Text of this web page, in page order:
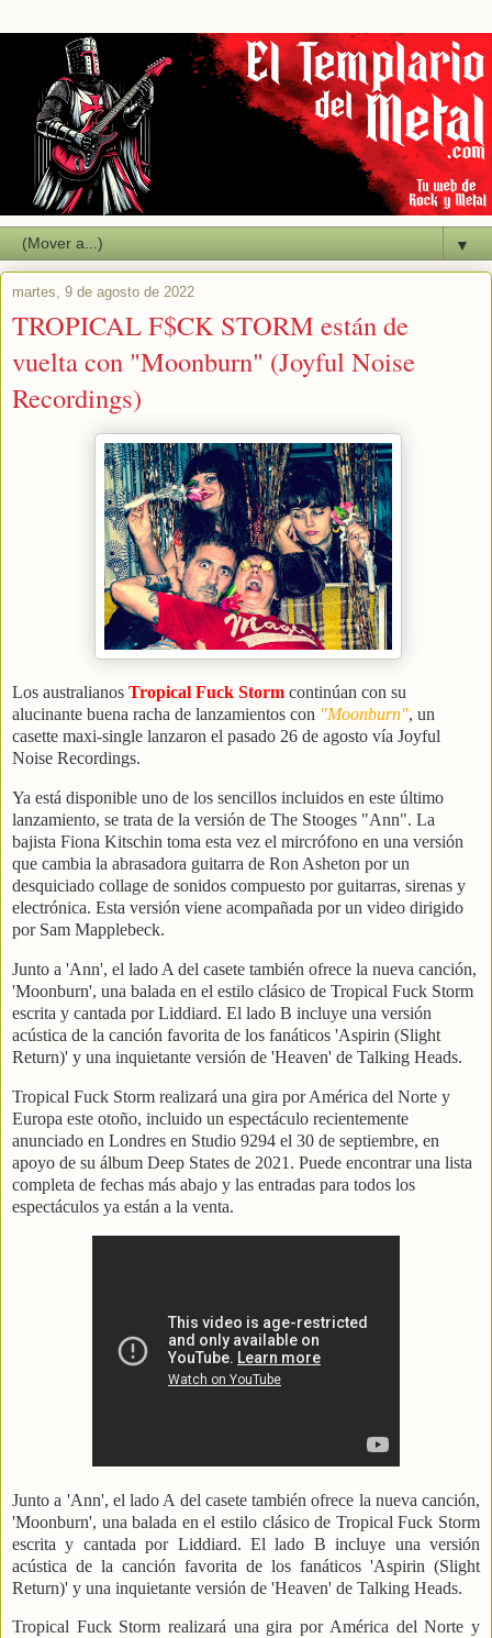
▼
martes, 9 de agosto de 2022
TROPICAL F$CK STORM están de
vuelta con "Moonburn" (Joyful Noise
Recordings)
Los australianos Tropical Fuck Storm continúan con su
alucinante buena racha de lanzamientos con "Moonburn", un
casette maxi-single lanzaron el pasado 26 de agosto vía Joyful
Noise Recordings.
Ya está disponible uno de los sencillos incluidos en este último
lanzamiento, se trata de la versión de The Stooges "Ann". La
bajista Fiona Kitschin toma esta vez el mircrófono en una versión
que cambia la abrasadora guitarra de Ron Asheton por un
desquiciado collage de sonidos compuesto por guitarras, sirenas y
electrónica. Esta versión viene acompañada por un video dirigido
por Sam Mapplebeck.
Junto a 'Ann', el lado A del casete también ofrece la nueva canción,
'Moonburn', una balada en el estilo clásico de Tropical Fuck Storm
escrita y cantada por Liddiard. El lado B incluye una versión
acústica de la canción favorita de los fanáticos 'Aspirin (Slight
Return)' y una inquietante versión de 'Heaven' de Talking Heads.
Tropical Fuck Storm realizará una gira por América del Norte y
Europa este otoño, incluido un espectáculo recientemente
anunciado en Londres en Studio 9294 el 30 de septiembre, en
apoyo de su álbum Deep States de 2021. Puede encontrar una lista
completa de fechas más abajo y las entradas para todos los
espectáculos ya están a la venta.
Junto a 'Ann', el lado A del casete también ofrece la nueva canción,
'Moonburn', una balada en el estilo clásico de Tropical Fuck Storm
escrita y cantada por Liddiard. El lado B incluye una versión
acústica de la canción favorita de los fanáticos 'Aspirin (Slight
Return)' y una inquietante versión de 'Heaven' de Talking Heads.
Tropical Fuck Storm realizará una gira por América del Norte y